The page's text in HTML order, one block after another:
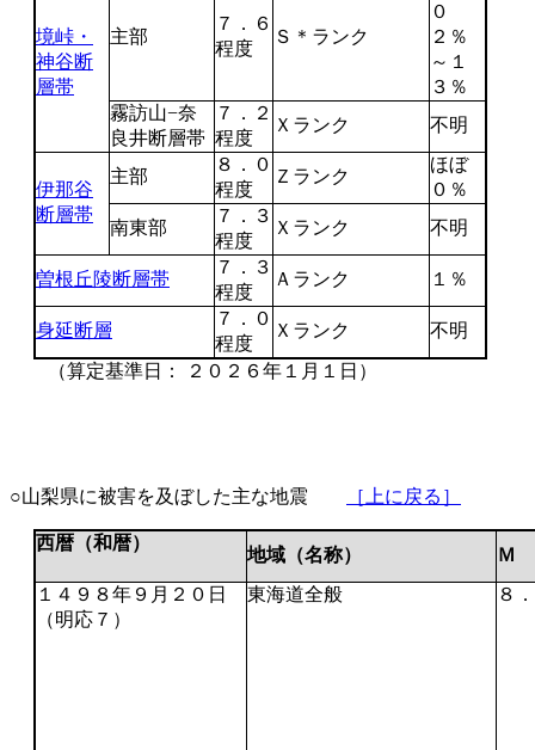
境峠・
神谷断
層帯
主部
７．６
程度
Ｓ＊ランク
０
２％
～１
３％
霧訪山−奈
良井断層帯
７．２
程度
Ｘランク 不明
伊那谷
断層帯
主部
８．０
程度
Ｚランク
ほぼ
０％
南東部
７．３
程度
Ｘランク 不明
曽根丘陵断層帯
７．３
程度
Ａランク １％
身延断層
７．０
程度
Ｘランク
不明
（算定基準日： ２０２６年１月１日）
○山梨県に被害を及ぼした主な地震 ［上に戻る］
西暦（和暦）
地域（名称）
Ｍ
１４９８年９月２０日
（明応７）
東海道全般 ８